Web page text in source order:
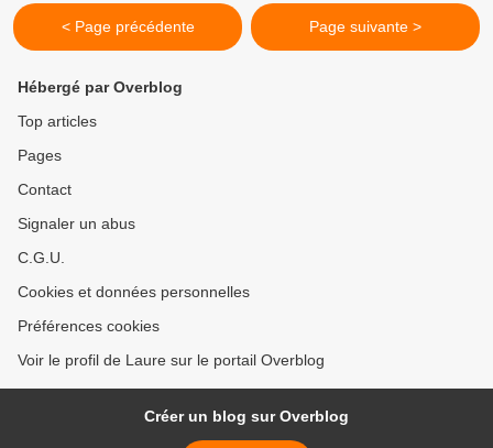
< Page précédente Page suivante >
Hébergé par Overblog
Top articles
Pages
Contact
Signaler un abus
C.G.U.
Cookies et données personnelles
Préférences cookies
Voir le profil de Laure sur le portail Overblog
Créer un blog sur Overblog